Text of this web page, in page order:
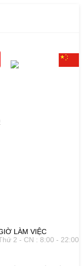
LÀM VIỆC
2 - CN : 8:00 - 22:00